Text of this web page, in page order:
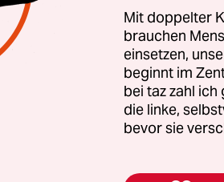
und auf schick
nicht überall hin.
ließ sich nicht beirren,
der Beifall: Esther Ofarim,
in eines der schönsten
in dem sie mit ihren
Mit doppelter
brauchen
einsetzen,
beginnt im
bei taz zahl
die linke,
bevor sie